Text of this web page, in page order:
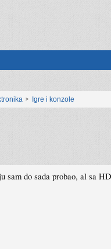
Igre i konzole
sam do sada probao, al sa